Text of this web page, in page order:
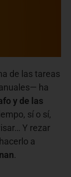
de las tareas
ha
y de las
sí o sí,
Y rezar
a
.